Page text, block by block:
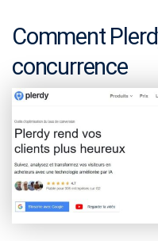
Comment
concurrence